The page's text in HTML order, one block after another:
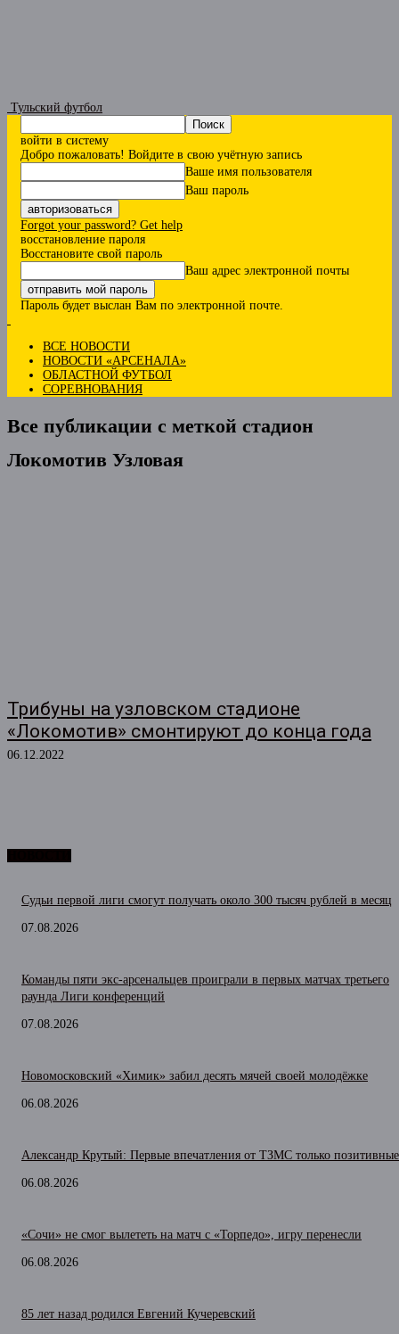
Тульский футбол
войти в систему
Добро пожаловать! Войдите в свою учётную запись
Ваше имя пользователя
Ваш пароль
Forgot your password? Get help
восстановление пароля
Восстановите свой пароль
Ваш адрес электронной почты
Пароль будет выслан Вам по электронной почте.
ВСЕ НОВОСТИ
НОВОСТИ «АРСЕНАЛА»
ОБЛАСТНОЙ ФУТБОЛ
СОРЕВНОВАНИЯ
Все публикации с меткой стадион
Локомотив Узловая
Трибуны на узловском стадионе
«Локомотив» смонтируют до конца года
06.12.2022
Судьи первой лиги смогут получать около 300 тысяч рублей в месяц
07.08.2026
Команды пяти экс-арсенальцев проиграли в первых матчах третьего
раунда Лиги конференций
07.08.2026
Новомосковский «Химик» забил десять мячей своей молодёжке
06.08.2026
Александр Крутый: Первые впечатления от ТЗМС только позитивные
06.08.2026
«Сочи» не смог вылететь на матч с «Торпедо», игру перенесли
06.08.2026
85 лет назад родился Евгений Кучеревский